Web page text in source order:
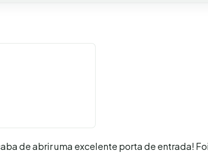
de abrir uma excelente porta de entrada!